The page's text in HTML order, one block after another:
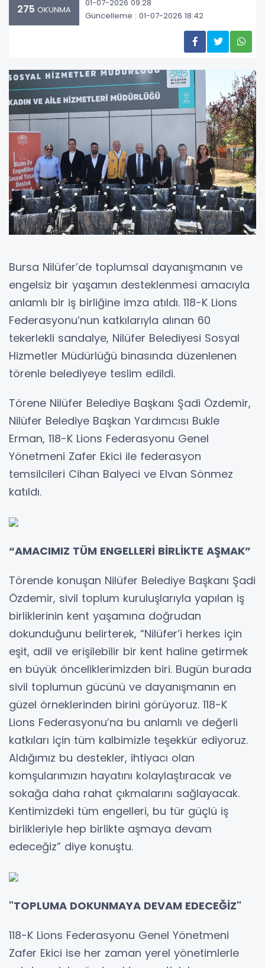
275 OKUNMA
01-07-2026 09:28
Güncelleme : 01-07-2026 18:42
Bursa Nilüfer’de toplumsal dayanışmanın ve
engelsiz bir yaşamın desteklenmesi amacıyla
anlamlı bir iş birliğine imza atıldı. 118-K Lions
Federasyonu’nun katkılarıyla alınan 60
tekerlekli sandalye, Nilüfer Belediyesi Sosyal
Hizmetler Müdürlüğü binasında düzenlenen
törenle belediyeye teslim edildi.
Törene Nilüfer Belediye Başkanı Şadi Özdemir,
Nilüfer Belediye Başkan Yardımcısı Bukle
Erman, 118-K Lions Federasyonu Genel
Yönetmeni Zafer Ekici ile federasyon
temsilcileri Cihan Balyeci ve Elvan Sönmez
katıldı.
“AMACIMIZ TÜM ENGELLERİ BİRLİKTE AŞMAK”
Törende konuşan Nilüfer Belediye Başkanı Şadi
Özdemir, sivil toplum kuruluşlarıyla yapılan iş
birliklerinin kent yaşamına doğrudan
dokunduğunu belirterek, “Nilüfer’i herkes için
eşit, adil ve erişilebilir bir kent haline getirmek
en büyük önceliklerimizden biri. Bugün burada
sivil toplumun gücünü ve dayanışmanın en
güzel örneklerinden birini görüyoruz. 118-K
Lions Federasyonu’na bu anlamlı ve değerli
katkıları için tüm kalbimizle teşekkür ediyoruz.
Aldığımız bu destekler, ihtiyacı olan
komşularımızın hayatını kolaylaştıracak ve
sokağa daha rahat çıkmalarını sağlayacak.
Kentimizdeki tüm engelleri, bu tür güçlü iş
birlikleriyle hep birlikte aşmaya devam
edeceğiz” diye konuştu.
"TOPLUMA DOKUNMAYA DEVAM EDECEĞİZ"
118-K Lions Federasyonu Genel Yönetmeni
Zafer Ekici ise her zaman yerel yönetimlerle